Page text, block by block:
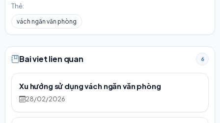
Thẻ:
vách ngăn văn phòng
Bai viet lien quan 6
Xu hướng sử dụng vách ngăn văn phòng
28/02/2026